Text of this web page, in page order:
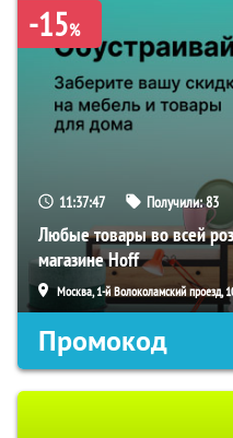
-15%
11:37:46 Получили:83
Любые товары во всей
магазине Hoff
Москва, 1-й Волоколамский проезд,
Промокод